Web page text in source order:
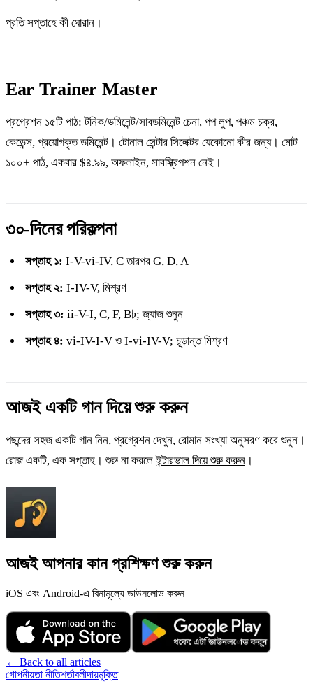
প্রতি সপ্তাহে কী ঘোরান।
Ear Trainer Master
প্রগ্রেশন ১৫টি পাঠ: টনিক/ডমিনেন্ট/সাবডমিনেন্ট চেনা, পপ লুপ, পঞ্চম চক্র,
কেডেন্স, প্রয়োগকৃত ডমিনেন্ট। টোনাল সেন্টার সিলেক্টর যেকোনো কীর জন্য। মোট
১০০+ পাঠ, একবার $৪.৯৯, অফলাইন, সাবস্ক্রিপশন নেই।
৩০-দিনের পরিকল্পনা
সপ্তাহ ১: I-V-vi-IV, C তারপর G, D, A
সপ্তাহ ২: I-IV-V, মিশ্রণ
সপ্তাহ ৩: ii-V-I, C, F, B♭; জ্যাজ শুনুন
সপ্তাহ ৪: vi-IV-I-V ও I-vi-IV-V; চূড়ান্ত মিশ্রণ
আজই একটি গান দিয়ে শুরু করুন
পছন্দের সহজ একটি গান নিন, প্রগ্রেশন দেখুন, রোমান সংখ্যা অনুসরণ করে শুনুন।
রোজ একটি, এক সপ্তাহ। শুরু না করলেইন্টারভাল দিয়ে শুরু করুন ।
আজই আপনার কান প্রশিক্ষণ শুরু করুন
iOS এবং Android-এ বিনামূল্যে ডাউনলোড করুন
← Back to all articles
গোপনীয়তা নীতিশর্তাবলীদায়মুক্তি